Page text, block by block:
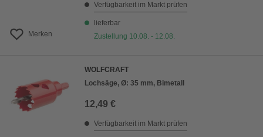
Merken
Verfügbarkeit im Markt prüfen
lieferbar
Zustellung 10.08. - 12.08.
WOLFCRAFT
Lochsäge, Ø: 35 mm, Bimetall
12,49 €
Verfügbarkeit im Markt prüfen